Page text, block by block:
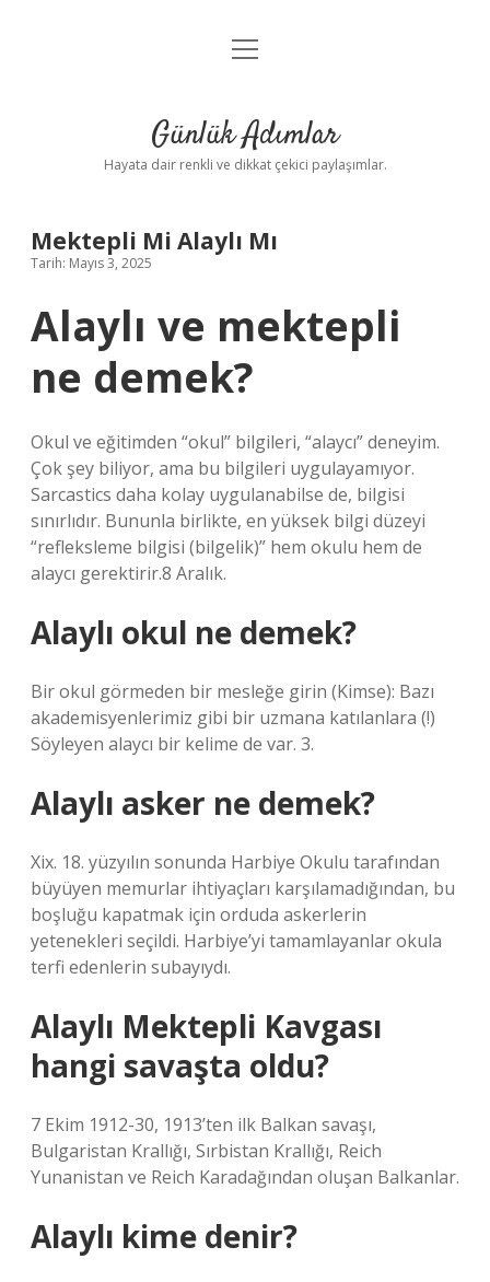
Anasayfa
Yasal Uyarı
menüyü
Günlük Adımlar
Hayata dair renkli ve dikkat çekici paylaşımlar.
Mektepli Mi Alaylı Mı
Tarih: Mayıs 3, 2025
Alaylı ve mektepli
ne demek?
Okul ve eğitimden “okul” bilgileri, “alaycı” deneyim.
Çok şey biliyor, ama bu bilgileri uygulayamıyor.
Sarcastics daha kolay uygulanabilse de, bilgisi
sınırlıdır. Bununla birlikte, en yüksek bilgi düzeyi
“refleksleme bilgisi (bilgelik)” hem okulu hem de
alaycı gerektirir.8 Aralık.
Alaylı okul ne demek?
Bir okul görmeden bir mesleğe girin (Kimse): Bazı
akademisyenlerimiz gibi bir uzmana katılanlara (!)
Söyleyen alaycı bir kelime de var. 3.
Alaylı asker ne demek?
Xix. 18. yüzyılın sonunda Harbiye Okulu tarafından
büyüyen memurlar ihtiyaçları karşılamadığından, bu
boşluğu kapatmak için orduda askerlerin
yetenekleri seçildi. Harbiye’yi tamamlayanlar okula
terfi edenlerin subayıydı.
Alaylı Mektepli Kavgası
hangi savaşta oldu?
7 Ekim 1912-30, 1913’ten ilk Balkan savaşı,
Bulgaristan Krallığı, Sırbistan Krallığı, Reich
Yunanistan ve Reich Karadağından oluşan Balkanlar.
Alaylı kime denir?